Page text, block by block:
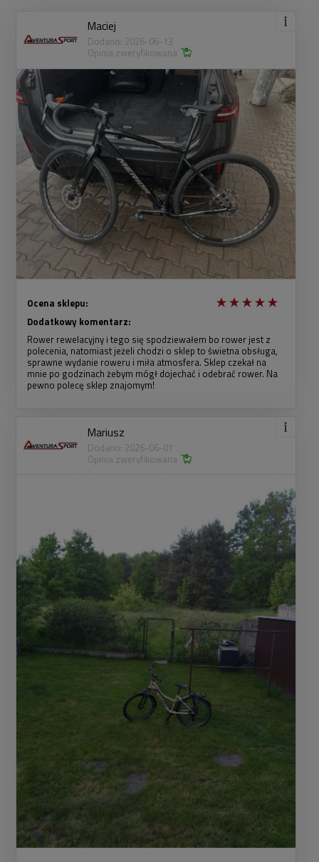
Maciej
Dodano: 2026-06-13
Opinia zweryfikowana
Ocena sklepu:
Dodatkowy komentarz:
Rower rewelacyjny i tego się spodziewałem bo rower jest z
polecenia, natomiast jeżeli chodzi o sklep to świetna obsługa,
sprawne wydanie roweru i miła atmosfera. Sklep czekał na
mnie po godzinach żebym mógł dojechać i odebrać rower. Na
pewno polecę sklep znajomym!
Mariusz
Dodano: 2026-06-01
Opinia zweryfikowana